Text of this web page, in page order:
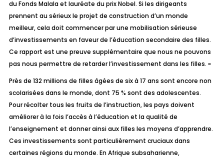
du Fonds Malala et lauréate du prix Nobel. Si les dirigeants
prennent au sérieux le projet de construction d’un monde
meilleur, cela doit commencer par une mobilisation sérieuse
d’investissements en faveur de l’éducation secondaire des filles.
Ce rapport est une preuve supplémentaire que nous ne pouvons
pas nous permettre de retarder l’investissement dans les filles. »
Près de 132 millions de filles âgées de six à 17 ans sont encore non
scolarisées dans le monde, dont 75 % sont des adolescentes.
Pour récolter tous les fruits de l’instruction, les pays doivent
améliorer à la fois l’accès à l’éducation et la qualité de
l’enseignement et donner ainsi aux filles les moyens d’apprendre.
Ces investissements sont particulièrement cruciaux dans
certaines régions du monde. En Afrique subsaharienne,